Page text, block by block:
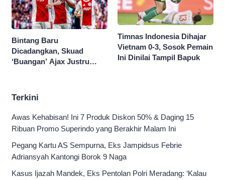
Bintang Baru
Dicadangkan, Skuad
‘Buangan’ Ajax Justru
Timnas Indonesia Dihajar
Vietnam 0-3, Sosok Pemain
Ini Dinilai Tampil Bapuk
Terkini
Awas Kehabisan! Ini 7 Produk Diskon 50% & Daging 15
Ribuan Promo Superindo yang Berakhir Malam Ini
Pegang Kartu AS Sempurna, Eks Jampidsus Febrie
Adriansyah Kantongi Borok 9 Naga
Kasus Ijazah Mandek, Eks Pentolan Polri Meradang: ‘Kalau